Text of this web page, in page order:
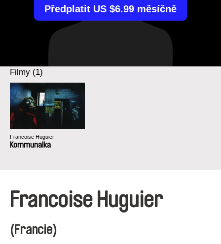
Předplatit US $6.99 měsíčně
Filmy (1)
Francoise Huguier
Kommunalka
Francoise Huguier
(Francie)